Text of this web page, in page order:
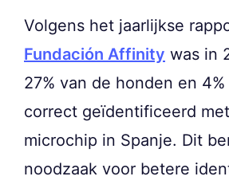
Volgens het jaarlijkse
Fundación Affinity was in
27% van de honden en
correct geïdentificeerd
microchip in Spanje. Dit
noodzaak voor betere